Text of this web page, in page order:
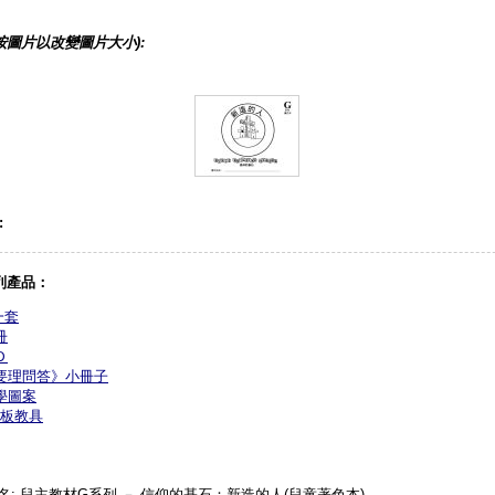
圖片以改變圖片大小):
產品：
套
理問答》小冊子
圖案
教具